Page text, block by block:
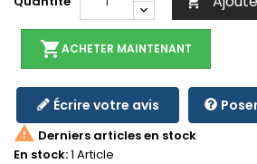
shopping_cartACHETER MAINTENANT
Écrire votre avis
 Derniers articles en stock
En stock:1 Article